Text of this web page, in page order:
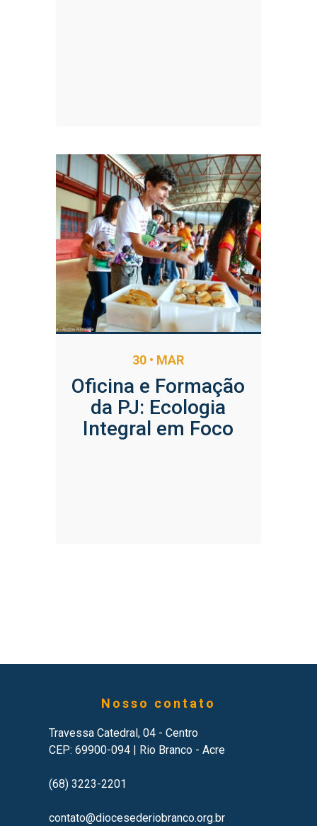
30 • MAR
Oficina e Formação
da PJ: Ecologia
Integral em Foco
Nosso contato
Travessa Catedral, 04 - Centro
CEP: 69900-094 | Rio Branco - Acre
(68) 3223-2201
contato@diocesederiobranco.org.br